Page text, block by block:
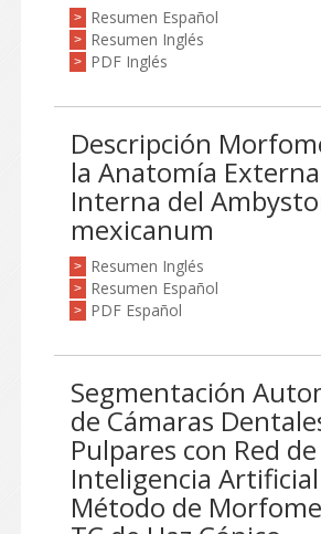
> Resumen Español
> Resumen Inglés
> PDF Inglés
Descripción
la Anatomía
Interna del
mexicanum
> Resumen Inglés
> Resumen Español
> PDF Español
Segmentación
de Cámaras
Pulpares con Red de
Inteligencia
Método de